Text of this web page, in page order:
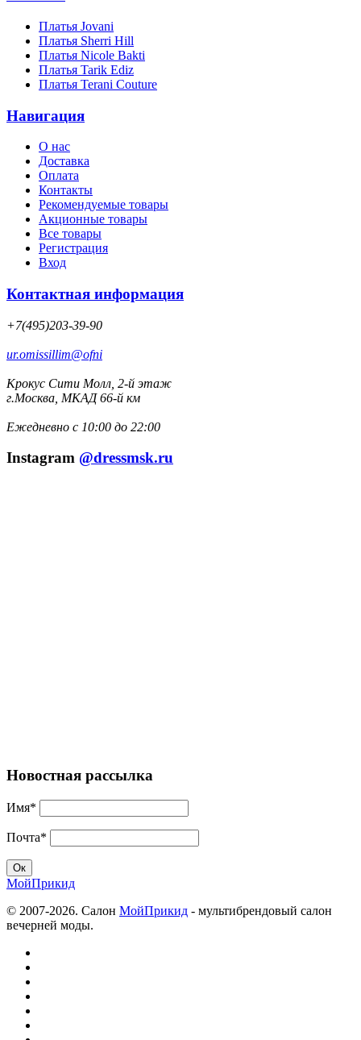
Платья Jovani
Платья Sherri Hill
Платья Nicole Bakti
Платья Tarik Ediz
Платья Terani Couture
Навигация
О нас
Доставка
Оплата
Контакты
Рекомендуемые товары
Акционные товары
Все товары
Регистрация
Вход
Контактная информация
+7(495)203-39-90
ur.omissillim@ofni
Крокус Сити Молл, 2-й этаж
г.Москва, МКАД 66-й км
Ежедневно с 10:00 до 22:00
Instagram @dressmsk.ru
Новостная рассылка
Имя*
Почта*
МойПрикид
© 2007-2026. Салон МойПрикид - мультибрендовый салон
вечерней моды.